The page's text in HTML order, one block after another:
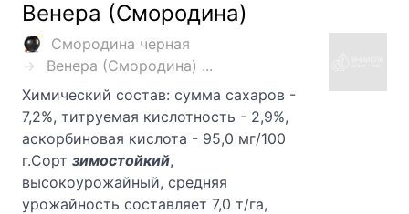
Венера (Смородина)
Смородина черная
Венера (Смородина) ...
Химический состав: сумма сахаров -
7,2%, титруемая кислотность - 2,9%,
аскорбиновая кислота - 95,0 мг/100
г.Сорт зимостойкий,
высокоурожайный, средняя
урожайность составляет 7,0 т/га,